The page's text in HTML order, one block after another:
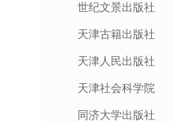
世纪文景出版社
天津古籍出版社
天津人民出版社
天津社会科学院
同济大学出版社